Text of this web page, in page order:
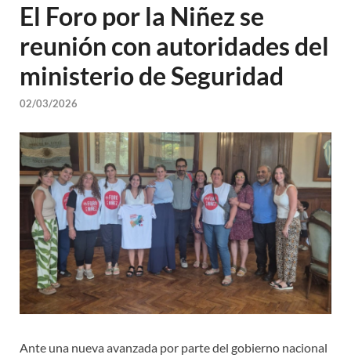
El Foro por la Niñez se
reunión con autoridades del
ministerio de Seguridad
02/03/2026
Ante una nueva avanzada por parte del gobierno nacional